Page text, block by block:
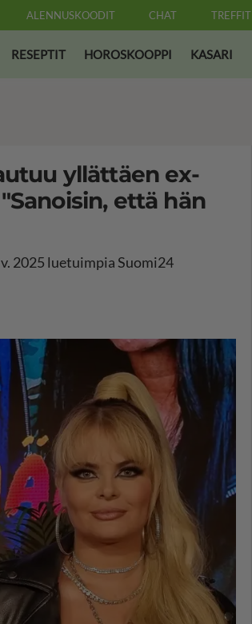
ALENNUSKOODIT CHAT TREFFIT
RESEPTIT HOROSKOOPPI KASARI
yllättäen ex-
että hän
2025 luetuimpia Suomi24